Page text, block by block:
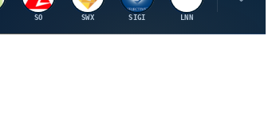
SO SWX SIGI LNN